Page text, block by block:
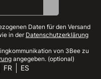
Daten für den Versand
in der Datenschutzerklärung
von 3Bee zu
angegeben. (optional)
FR ES